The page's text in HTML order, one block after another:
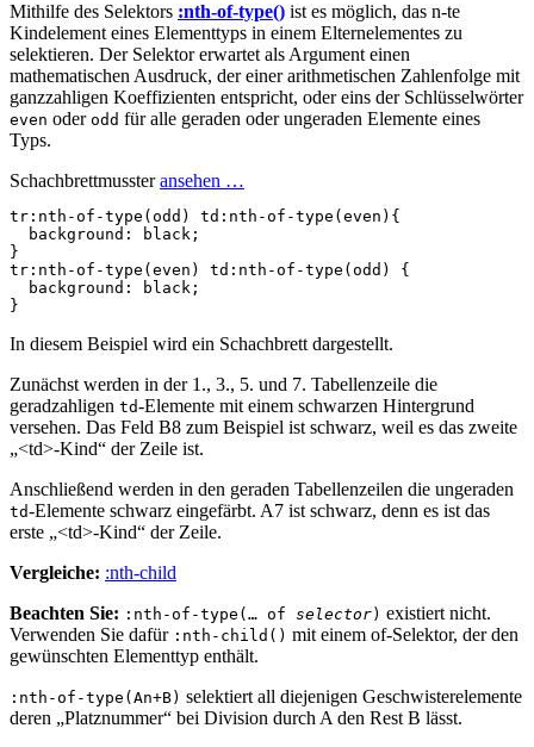
Mithilfe des Selektors :nth-of-type() ist es möglich, das n-te
Kindelement eines Elementtyps in einem Elternelementes zu
selektieren. Der Selektor erwartet als Argument einen
mathematischen Ausdruck, der einer arithmetischen Zahlenfolge mit
ganzzahligen Koeffizienten entspricht, oder eins der Schlüsselwörter
even oder odd für alle geraden oder ungeraden Elemente eines
Typs.
Schachbrettmussteransehen …
tr :nth-of-type ( odd ) td :nth-of-type ( even ) {
background : black ;
}
tr :nth-of-type ( even ) td :nth-of-type ( odd )
{
background : black ;
}
In diesem Beispiel wird ein Schachbrett dargestellt.
Zunächst werden in der 1., 3., 5. und 7. Tabellenzeile die
geradzahligen td-Elemente mit einem schwarzen Hintergrund
versehen. Das Feld B8 zum Beispiel ist schwarz, weil es das zweite
„<td>-Kind“ der Zeile ist.
Anschließend werden in den geraden Tabellenzeilen die ungeraden
td-Elemente schwarz eingefärbt. A7 ist schwarz, denn es ist das
erste „<td>-Kind“ der Zeile.
Vergleiche: :nth-child
Beachten Sie: :nth-of-type(… of selector) existiert nicht.
Verwenden Sie dafür :nth-child() mit einem of-Selektor, der den
gewünschten Elementtyp enthält.
:nth-of-type(An+B) selektiert all diejenigen Geschwisterelemente
deren „Platznummer“ bei Division durch A den Rest B lässt.